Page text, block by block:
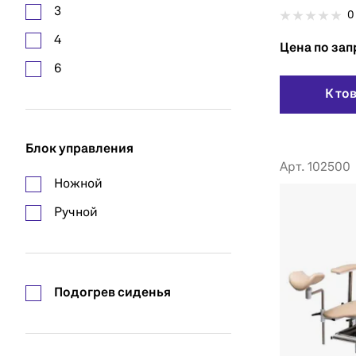
пневмопружина
3
4
6
Блок управления
Ножной
Ручной
Подогрев сиденья
0
Цена по
К
Арт. 102500